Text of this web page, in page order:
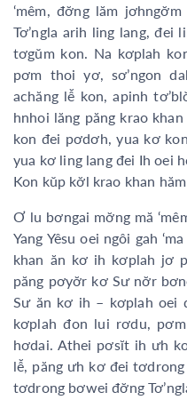
‘mêm, đơ̆ng lăm
Tơ’ngla arih ling lang, đei
tơgŭm kon. Na kơplah
pơm thoi yơ, sơ’ngon
achăng lê̆ kon, apinh
hnhoi lăng păng krao
kon đei pơdơh, yua kơ
yua kơ ling lang đei Ih oei
Kon kŭp kơ̆l krao khan hăm
Ơ lu bơngai mơ̆ng mă
Yang Yêsu oei ngôi gah
khan ăn kơ ih kơplah jơ
păng pơyơ̆r kơ Sư nơ̆r
Sư ăn kơ ih – kơplah oei
kơplah đon lui rơdu,
hơdai. Athei pơsĭt ih ưh
lê̆, păng ưh kơ đei
tơdrong bơwei đơ̆ng